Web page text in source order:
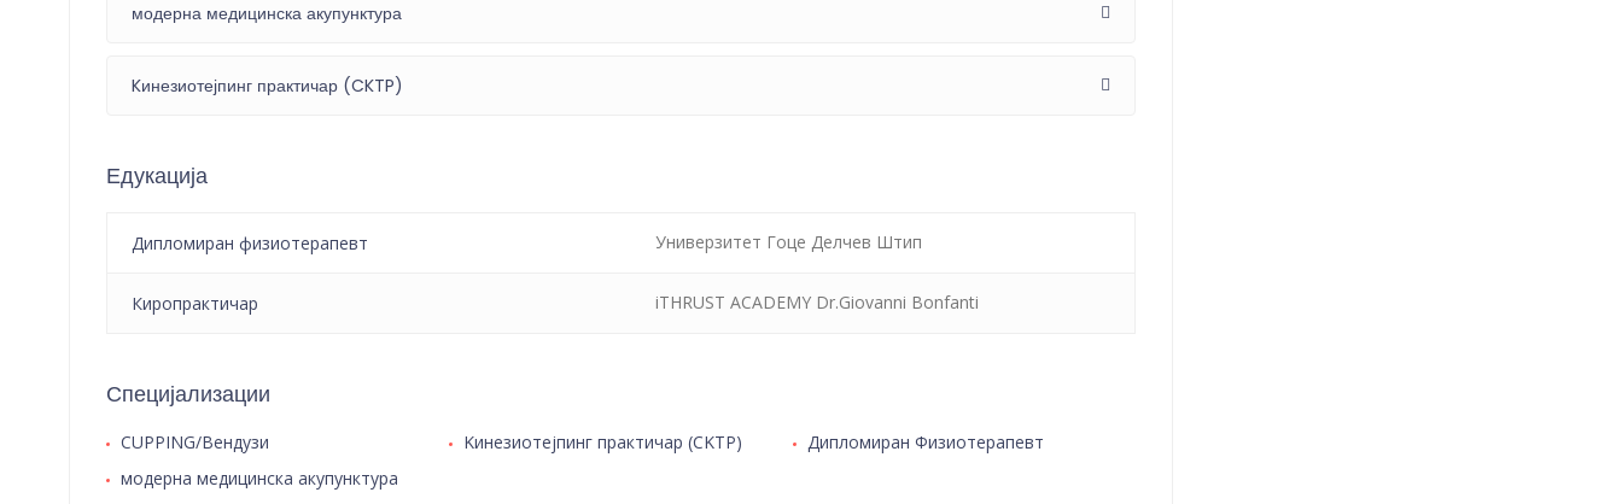
модерна медицинска акупунктура
Kинезиотејпинг практичар (CKTP)
Едукација
Дипломиран физиотерапевт Универзитет Гоце Делчев Штип
Киропрактичар iTHRUST ACADEMY Dr.Giovanni Bonfanti
Специјализации
CUPPING/Вендузи Kинезиотејпинг практичар (CKTP)
Дипломиран Физиотерапевт
модерна медицинска акупунктура